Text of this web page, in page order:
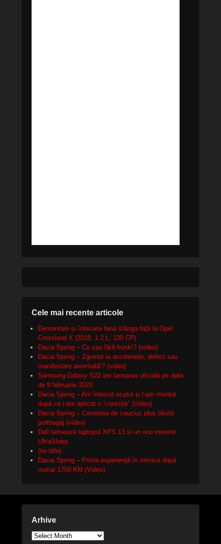
Cele mai recente articole
Demontare și înlocuire farul stânga față la Opel
Crossland X (2018, 1.2 L, 130 CP)
Dacia Spring – Cu sau fără frunk!? (video)
Dacia Spring – Zgomot la accelerație, defect sau
manifestare anormală!? (video)
Samsung Galaxy S22 are lansarea oficială pe data
de 9 februarie 2022
Dacia Spring – Am înlocuit scutul și l-am montat
după ce i-am aplicat o “corecție” (Video)
Dacia Spring – Covorașe de cauciuc plus tăviță
portbagaj (video)
Dell lanseaza laptopul XPS 13 si un nou monitor
UltraSharp
(no title)
Dacia Spring – Prima experiență în service după
numai 1750 KM (Video)
Arhive
Arhive